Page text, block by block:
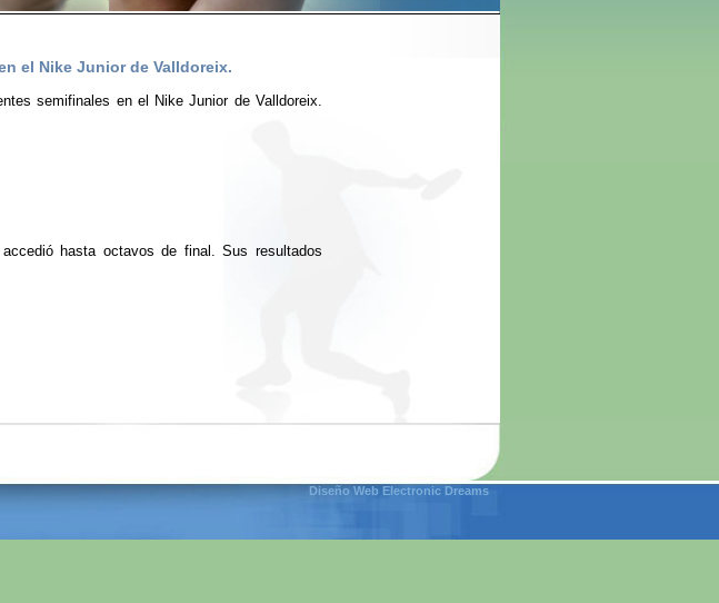
el Nike Junior de Valldoreix.
semifinales en el Nike Junior de Valldoreix.
hasta octavos de final. Sus resultados
Diseño Web Electronic Dreams